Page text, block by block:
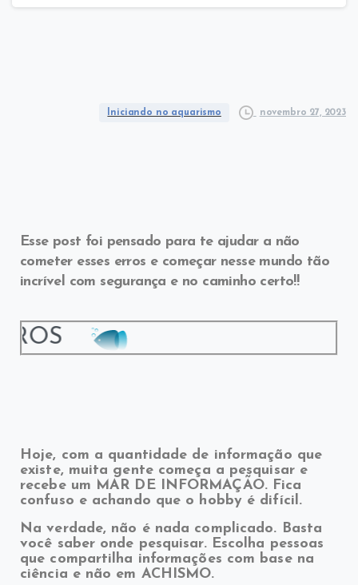
Iniciando no aquarismo novembro 27, 2023
Esse post foi pensado para te ajudar a não
cometer esses erros e começar nesse mundo tão
incrível com segurança e no caminho certo!!
Hoje, com a quantidade de informação que
existe, muita gente começa a pesquisar e
recebe um MAR DE INFORMAÇÃO. Fica
confuso e achando que o hobby é difícil.
Na verdade, não é nada complicado. Basta
você saber onde pesquisar. Escolha pessoas
que compartilha informações com base na
ciência e não em ACHISMO.